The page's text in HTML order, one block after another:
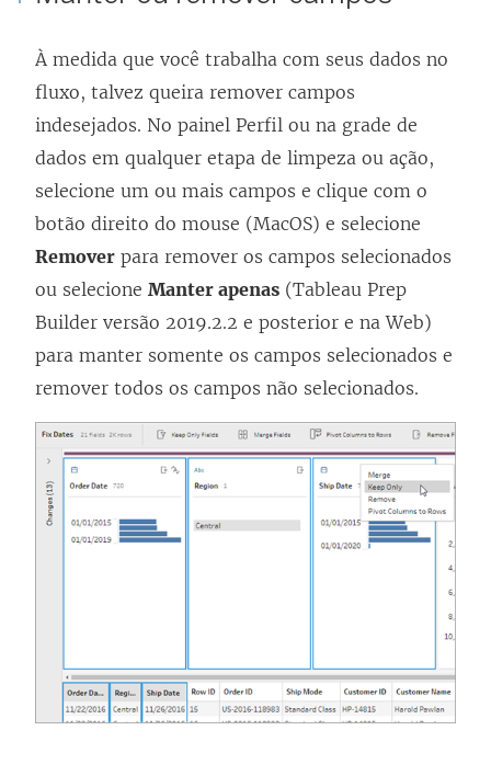
a
n
e
a
)
À medida que você trabalha com seus dados no
fluxo, talvez queira remover campos
indesejados. No painel Perfil ou na grade de
dados em qualquer etapa de limpeza ou ação,
selecione um ou mais campos e clique com o
botão direito do mouse (MacOS) e selecione
Remover para remover os campos selecionados
ou selecione Manter apenas (Tableau Prep
Builder versão 2019.2.2 e posterior e na Web)
para manter somente os campos selecionados e
remover todos os campos não selecionados.